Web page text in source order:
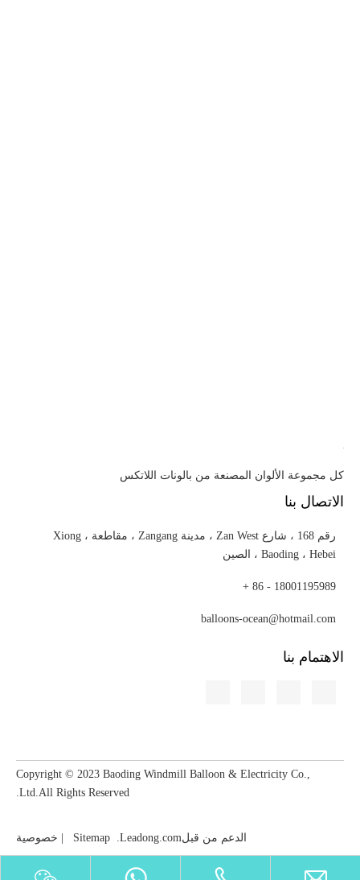
كل مجموعة الألوان المصنعة من بالونات اللاتكس
الاتصال بنا
رقم 168 ، شارع Zan West ، مدينة Zangang ، مقاطعة Xiong ،
Baoding ، Hebei ، الصين
18001195989 - 86 +
balloons-ocean@hotmail.com
الاهتمام بنا
Copyright © 2023​​​​​​​ Baoding Windmill Balloon & Electricity Co.,
Ltd.All Rights Reserved.
الدعم من قبل Sitemap .Leadong.com خصوصية